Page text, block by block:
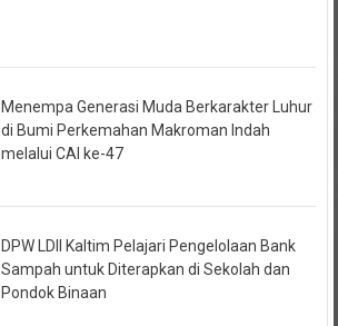
di Bumi Perkemahan Makroman Indah
melalui CAI ke-47
Sampah untuk Diterapkan di Sekolah dan
Pondok Binaan